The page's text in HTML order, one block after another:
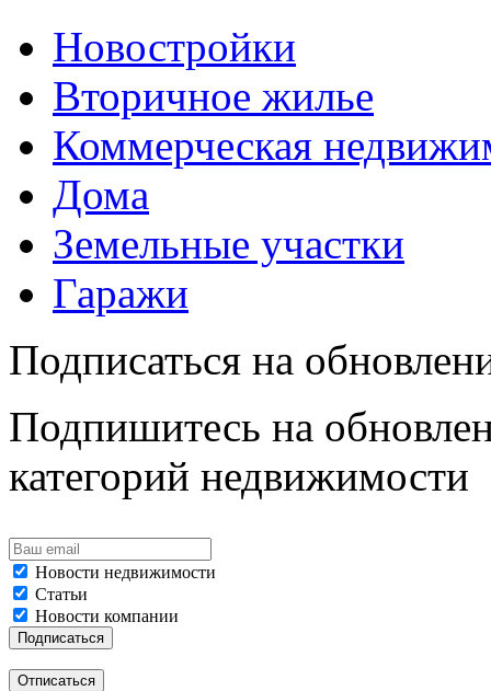
Новостройки
Вторичное жилье
Коммерческая
Дома
Земельные участки
Гаражи
Подписаться на
Подпишитесь на
категорий недвижимости
Новости недвижимости
Статьи
Новости компании